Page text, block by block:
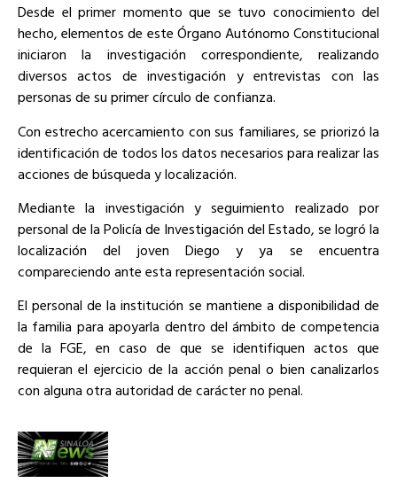
Desde el primer momento que se tuvo conocimiento del
hecho, elementos de este Órgano Autónomo Constitucional
iniciaron la investigación correspondiente, realizando
diversos actos de investigación y entrevistas con las
personas de su primer círculo de confianza.
Con estrecho acercamiento con sus familiares, se priorizó la
identificación de todos los datos necesarios para realizar las
acciones de búsqueda y localización.
Mediante la investigación y seguimiento realizado por
personal de la Policía de Investigación del Estado, se logró la
localización del joven Diego y ya se encuentra
compareciendo ante esta representación social.
El personal de la institución se mantiene a disponibilidad de
la familia para apoyarla dentro del ámbito de competencia
de la FGE, en caso de que se identifiquen actos que
requieran el ejercicio de la acción penal o bien canalizarlos
con alguna otra autoridad de carácter no penal.